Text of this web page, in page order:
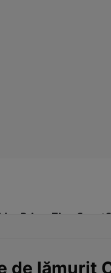
Prime Time Sport
de lămurit